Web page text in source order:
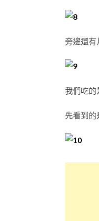
旁邊還有
我們吃的
先看到的